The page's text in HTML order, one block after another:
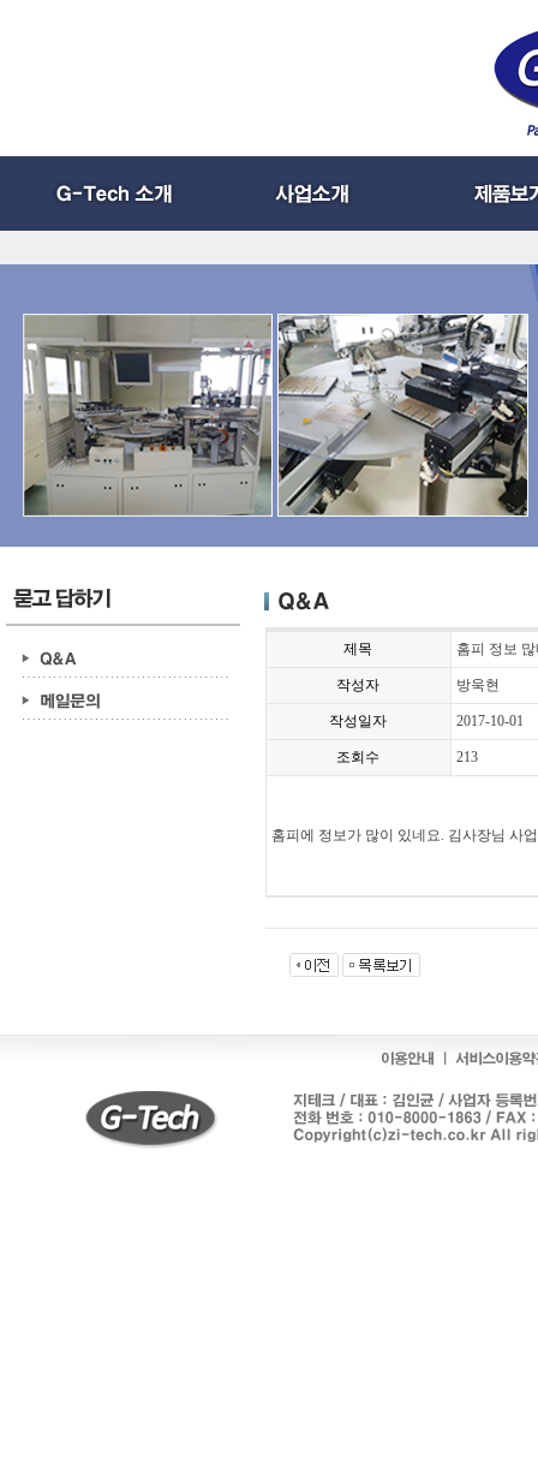
제목 홈피 정보
작성자 방욱현
작성일자 2017-10-01
조회수 213
홈피에 정보가 많이 있네요. 김사장님 사